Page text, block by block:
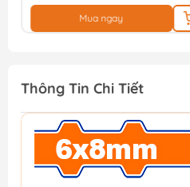
Mua ngay
Thông Tin Chi Tiết